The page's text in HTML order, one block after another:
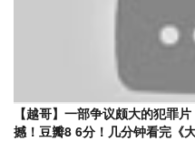
【越哥】一部争议颇大的犯罪
撼！豆瓣8 6分！几分钟看完《